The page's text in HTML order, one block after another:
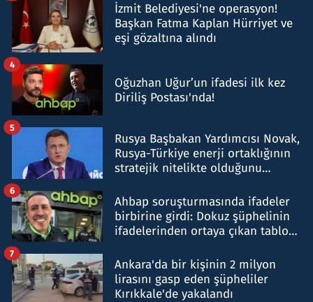
İzmit Belediyesi'ne operasyon!
Başkan Fatma Kaplan Hürriyet ve
eşi gözaltına alındı
Oğuzhan Uğur’un ifadesi ilk kez
Diriliş Postası'nda!
4
Rusya Başbakan Yardımcısı Novak,
Rusya-Türkiye enerji ortaklığının
stratejik nitelikte olduğunu
5
Ahbap soruşturmasında ifadeler
birbirine girdi: Dokuz şüphelinin
ifadelerinden ortaya çıkan tablo
6
Ankara'da bir kişinin 2 milyon
lirasını gasp eden şüpheliler
Kırıkkale'de yakalandı
7